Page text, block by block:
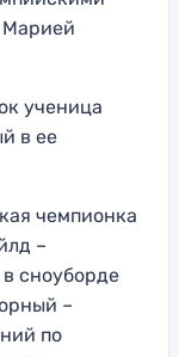
Марией
ученица
в ее
чемпионка
–
сноуборде
–
по